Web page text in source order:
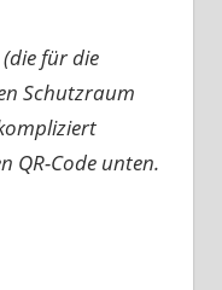
für die
Schutzraum
QR-Code unten.